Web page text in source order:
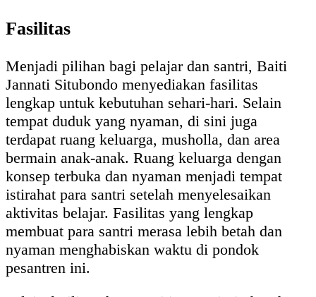
Fasilitas
Menjadi pilihan bagi pelajar dan santri, Baiti
Jannati Situbondo menyediakan fasilitas
lengkap untuk kebutuhan sehari-hari. Selain
tempat duduk yang nyaman, di sini juga
terdapat ruang keluarga, musholla, dan area
bermain anak-anak. Ruang keluarga dengan
konsep terbuka dan nyaman menjadi tempat
istirahat para santri setelah menyelesaikan
aktivitas belajar. Fasilitas yang lengkap
membuat para santri merasa lebih betah dan
nyaman menghabiskan waktu di pondok
pesantren ini.